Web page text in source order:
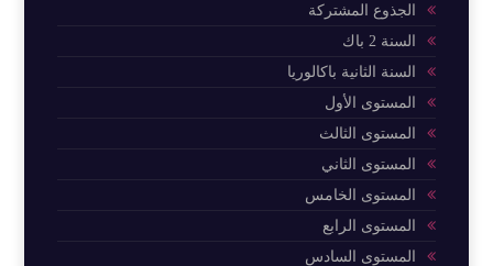
الجذوع المشتركة
السنة 2 باك
السنة الثانية باكالوريا
المستوى الأول
المستوى الثالث
المستوى الثاني
المستوى الخامس
المستوى الرابع
المستوى السادس